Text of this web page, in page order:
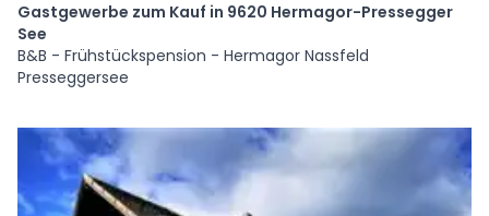
Gastgewerbe zum Kauf in 9620 Hermagor-Pressegger
See
B&B - Frühstückspension - Hermagor Nassfeld
Presseggersee